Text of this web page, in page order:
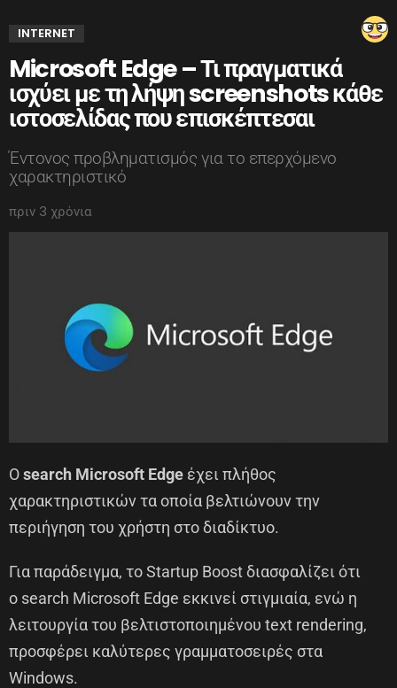
INTERNET
Microsoft Edge – Τι πραγματικά
ισχύει με τη λήψη screenshots κάθε
ιστοσελίδας που επισκέπτεσαι
Έντονος προβληματισμός για το επερχόμενο
χαρακτηριστικό
πριν 3 χρόνια
Οsearch Microsoft Edge έχει πλήθος
χαρακτηριστικών τα οποία βελτιώνουν την
περιήγηση του χρήστη στο διαδίκτυο.
Για παράδειγμα, το Startup Boost διασφαλίζει ότι
ο search Microsoft Edge εκκινεί στιγμιαία, ενώ η
λειτουργία του βελτιστοποιημένου text rendering,
προσφέρει καλύτερες γραμματοσειρές στα
Windows.